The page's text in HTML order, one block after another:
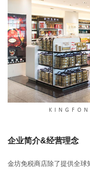
企业简介&经营理念
金坊免税商店除了提供全球